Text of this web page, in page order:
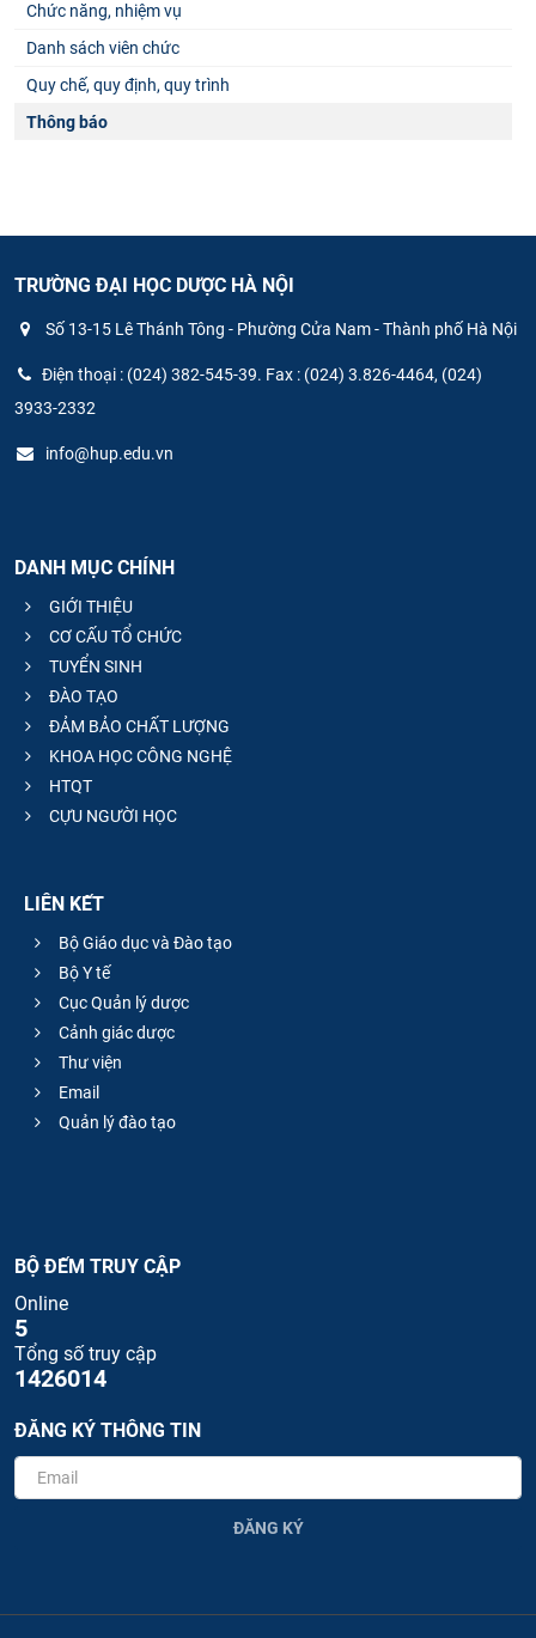
Chức năng, nhiệm vụ
Danh sách viên chức
Quy chế, quy định, quy trình
Thông báo
TRƯỜNG ĐẠI HỌC DƯỢC HÀ NỘI
Số 13-15 Lê Thánh Tông - Phường Cửa Nam - Thành phố Hà Nội
Điện thoại : (024) 382-545-39. Fax : (024) 3.826-4464, (024)
3933-2332
info@hup.edu.vn
DANH MỤC CHÍNH
GIỚI THIỆU
CƠ CẤU TỔ CHỨC
TUYỂN SINH
ĐÀO TẠO
ĐẢM BẢO CHẤT LƯỢNG
KHOA HỌC CÔNG NGHỆ
HTQT
CỰU NGƯỜI HỌC
LIÊN KẾT
Bộ Giáo dục và Đào tạo
Bộ Y tế
Cục Quản lý dược
Cảnh giác dược
Thư viện
Email
Quản lý đào tạo
BỘ ĐẾM TRUY CẬP
Online
5
Tổng số truy cập
1426014
ĐĂNG KÝ THÔNG TIN
ĐĂNG KÝ